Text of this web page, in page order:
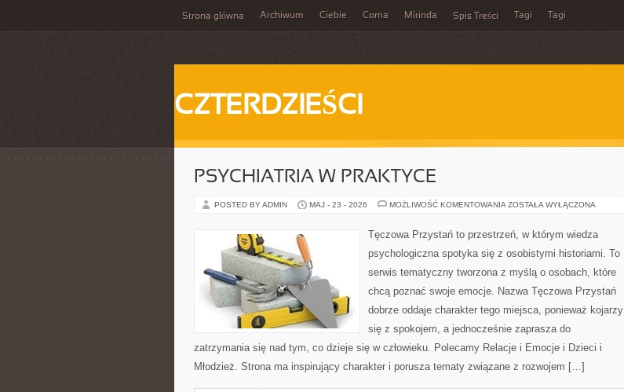
Strona główna Archiwum Ciebie Coma Mirinda Spis Treści Tagi Tagi
CZTERDZIEŚCI
PSYCHIATRIA W PRAKTYCE
POSTED BY ADMIN MAJ - 23 - 2026 MOŻLIWOŚĆ KOMENTOWANIA PSYCHIATRIA
ZOSTAŁA WYŁĄCZONA
Tęczowa Przystań to przestrzeń, w którym wiedza
psychologiczna spotyka się z osobistymi historiami. To
serwis tematyczny tworzona z myślą o osobach, które
chcą poznać swoje emocje. Nazwa Tęczowa Przystań
dobrze oddaje charakter tego miejsca, ponieważ kojarzy
się z spokojem, a jednocześnie zaprasza do
zatrzymania się nad tym, co dzieje się w człowieku. Polecamy Relacje i Emocje i Dzieci i
Młodzież. Strona ma inspirujący charakter i porusza tematy związane z rozwojem […]